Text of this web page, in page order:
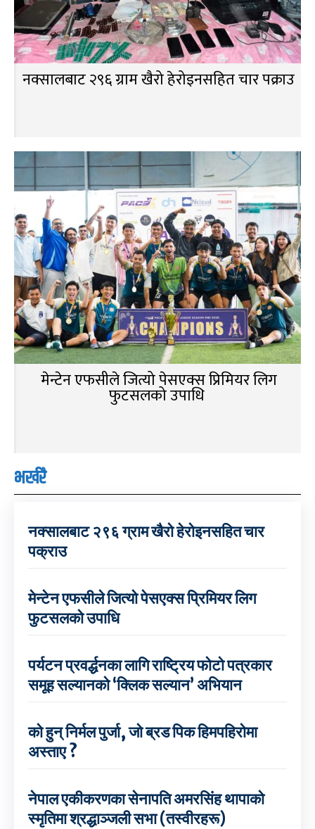
नक्सालबाट २९६ ग्राम खैरो हेरोइनसहित चार पक्राउ
मेन्टेन एफसीले जित्यो पेसएक्स प्रिमियर लिग
फुटसलको उपाधि
भर्खरै
नक्सालबाट २९६ ग्राम खैरो हेरोइनसहित चार
पक्राउ
मेन्टेन एफसीले जित्यो पेसएक्स प्रिमियर लिग
फुटसलको उपाधि
पर्यटन प्रवर्द्धनका लागि राष्ट्रिय फोटो पत्रकार
समूह सल्यानको ‘क्लिक सल्यान’ अभियान
को हुन् निर्मल पुर्जा, जो ब्रड पिक हिमपहिरोमा
अस्ताए ?
नेपाल एकीकरणका सेनापति अमरसिंह थापाको
स्मृतिमा श्रद्धाञ्जली सभा (तस्वीरहरू)